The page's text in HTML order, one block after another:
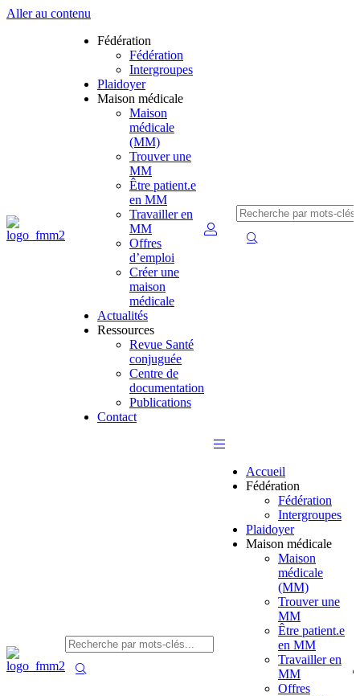
Aller au contenu
Fédération
Fédération
Intergroupes
Plaidoyer
Maison médicale
Maison
médicale
(MM)
Trouver une
MM
Être patient.e
en MM
Travailler en
MM
Offres
d’emploi
Créer une
maison
médicale
Actualités
Ressources
Revue Santé
conjuguée
Centre de
documentation
Publications
Contact
Accueil
Fédération
Fédération
Intergroupes
Plaidoyer
Maison médicale
Maison
médicale
(MM)
Trouver une
MM
Être patient.e
en MM
Travailler en
MM
Offres